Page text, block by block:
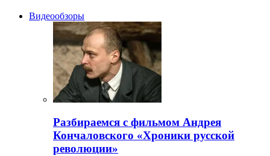
Видеообзоры
Разбираемся с фильмом Андрея
Кончаловского «Хроники русской
революции»